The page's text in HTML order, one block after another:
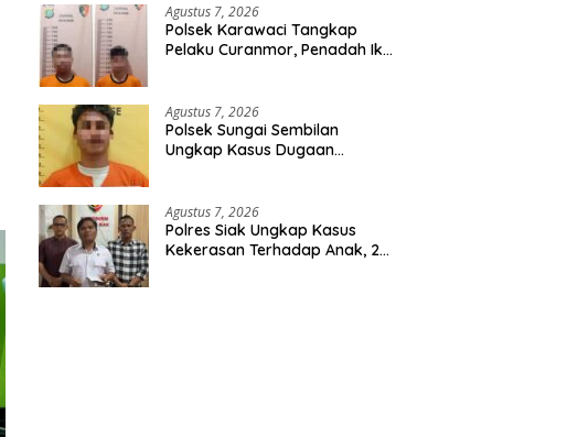
Agustus 7, 2026
Polsek Karawaci Tangkap
Pelaku Curanmor, Penadah Ikut
Agustus 7, 2026
Polsek Sungai Sembilan
Ungkap Kasus Dugaan
Berhasil Diamankan
Agustus 7, 2026
Polres Siak Ungkap Kasus
Kekerasan Terhadap Anak, 2